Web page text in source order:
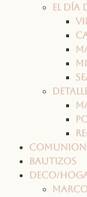
El día
Bautizos
Deco/